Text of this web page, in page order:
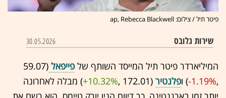
פיטר תיל / צילום: ap, Rebecca Blackwell
שירות גלובס 30.05.2026
המיליארדר פיטר תיל המייסד השותף שלפייפאל (59.07
,‎
-1.19%‏) ופלנטיר (172.01 ,‎
+10.32%‏) מבלה לאחרונה